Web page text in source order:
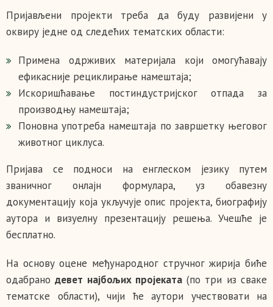
Пријављени пројекти треба да буду развијени у
оквиру једне од следећих тематских области:
Примена одрживих материјала који омогућавају
ефикасније рециклирање намештаја;
Искоришћавање постиндустријског отпада за
производњу намештаја;
Поновна употреба намештаја по завршетку његовог
животног циклуса.
Пријава се подноси на енглеском језику путем
званичног онлајн формулара, уз обавезну
документацију која укључује опис пројекта, биографију
аутора и визуелну презентацију решења. Учешће је
бесплатно.
На основу оцене међународног стручног жирија биће
одабранодевет најбољих пројеката(по три из сваке
тематске области), чији ће аутори учествовати на